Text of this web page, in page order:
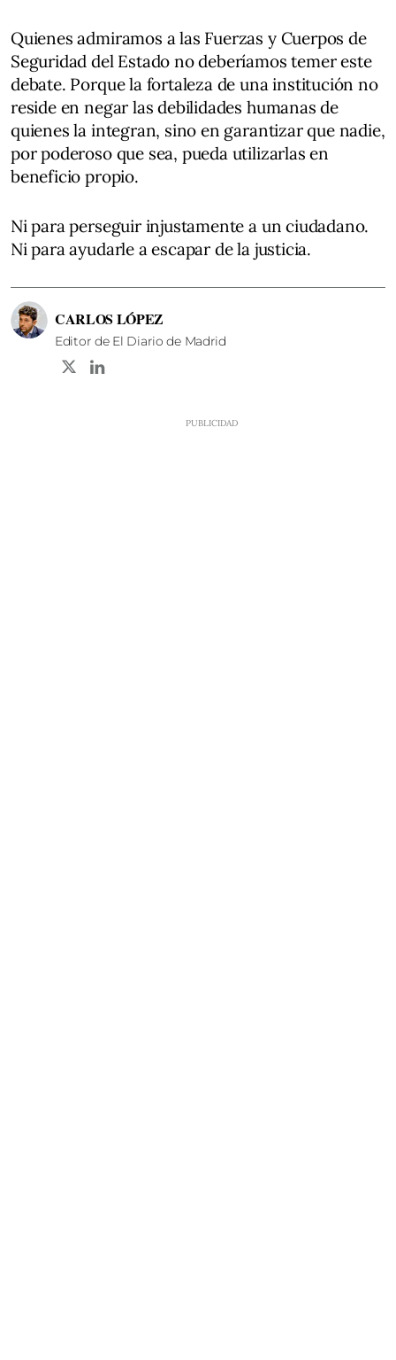
Quienes admiramos a las Fuerzas y Cuerpos de
Seguridad del Estado no deberíamos temer este
debate. Porque la fortaleza de una institución no
reside en negar las debilidades humanas de
quienes la integran, sino en garantizar que nadie,
por poderoso que sea, pueda utilizarlas en
beneficio propio.
Ni para perseguir injustamente a un ciudadano.
Ni para ayudarle a escapar de la justicia.
CARLOS LÓPEZ
Editor de El Diario de Madrid